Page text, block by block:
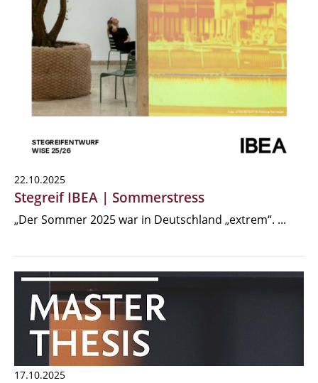
22.10.2025
Stegreif IBEA | Sommerstress
„Der Sommer 2025 war in Deutschland „extrem“. ...
17.10.2025